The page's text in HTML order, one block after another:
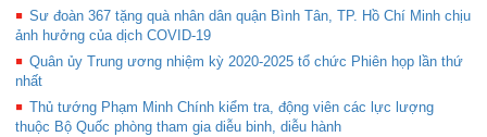
Sư đoàn 367 tặng quà nhân dân quận Bình Tân, TP. Hồ Chí Minh chịu
ảnh hưởng của dịch COVID-19
Quân ủy Trung ương nhiệm kỳ 2020-2025 tổ chức Phiên họp lần thứ
nhất
Thủ tướng Phạm Minh Chính kiểm tra, động viên các lực lượng
thuộc Bộ Quốc phòng tham gia diễu binh, diễu hành